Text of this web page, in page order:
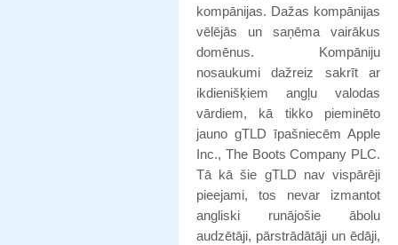
kompānijas. Dažas kompānijas
vēlējās un saņēma vairākus
domēnus. Kompāniju
nosaukumi dažreiz sakrīt ar
ikdienišķiem angļu valodas
vārdiem, kā tikko pieminēto
jauno gTLD īpašniecēm Apple
Inc., The Boots Company PLC.
Tā kā šie gTLD nav vispārēji
pieejami, tos nevar izmantot
angliski runājošie ābolu
audzētāji, pārstrādātāji un ēdāji,